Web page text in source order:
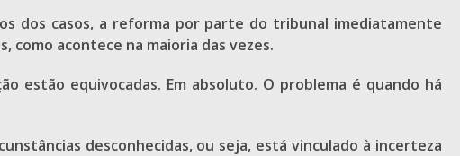
dos casos, a reforma por parte do tribunal imediatamente
como acontece na maioria das vezes.
estão equivocadas. Em absoluto. O problema é quando há
desconhecidas, ou seja, está vinculado à incerteza